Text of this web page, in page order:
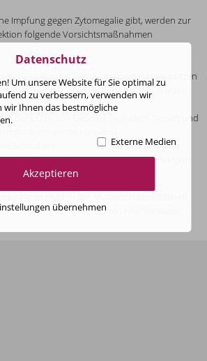
Impfung gegen Zytomegalie gibt, werden zur
folgende Vorsichtsmaßnahmen
von Windel, dem Füttern oder Nase putzen
Hände immer gründlich mit heißem Wasser
Benutzen von Geschirr (vor allem Tassen und
Schnullers
Oberflächen, die mit dem Speichel oder Urin
in Berührung gekommen sind
Leistung der gesetzlichen Krankenkasse.
Datenschutz
Um unsere Website für Sie optimal zu
zu verbessern, verwenden wir
wir Ihnen das bestmögliche
Externe Medien
Akzeptieren
übernehmen